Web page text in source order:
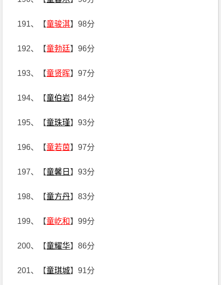
191、【童骏淇】98分
192、【童勃廷】96分
193、【童贤晖】97分
194、【童伯岩】84分
195、【童珠瑾】93分
196、【童若茵】97分
197、【童馨日 】93分
198、【童方丹】83分
199、【童屹和】99分
200、【童耀华】86分
201、【童琪城】91分